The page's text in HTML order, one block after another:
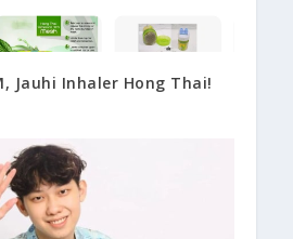
Jauhi Inhaler Hong Thai!